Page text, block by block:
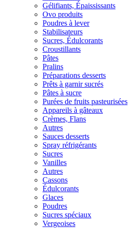
Gélifiants, Épaississants
Ovo produits
Poudres à lever
Stabilisateurs
Sucres, Édulcorants
Croustillants
Pâtes
Pralins
Préparations desserts
Prêts à garnir sucrés
Pâtes à sucre
Purées de fruits pasteurisées
Appareils à gâteaux
Crèmes, Flans
Autres
Sauces desserts
Spray réfrigérants
Sucres
Vanilles
Autres
Cassons
Édulcorants
Glaces
Poudres
Sucres spéciaux
Vergeoises